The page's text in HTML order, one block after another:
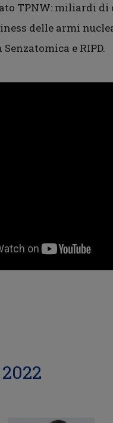
TPNW: miliardi
delle armi
e RIPD.